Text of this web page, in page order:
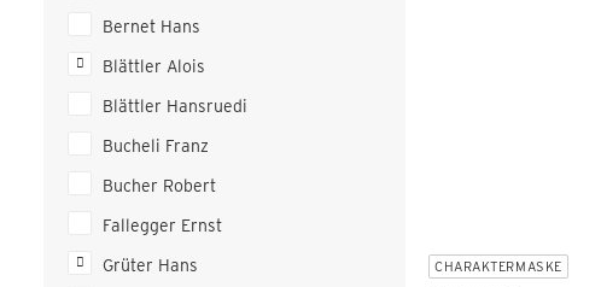
Bernet Hans
Blättler Alois
Blättler Hansruedi
Bucheli Franz
Bucher Robert
Fallegger Ernst
Grüter Hans CHARAKTERMASKE